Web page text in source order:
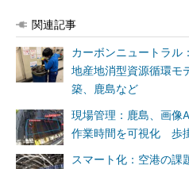
関連記事
カーボンニュートラル
地産地消型資源循環モ
築、鹿島など
現場管理：鹿島、画像
作業時間を可視化 歩
スマート化：空港の課